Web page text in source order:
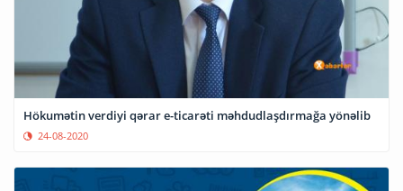
Hökumətin verdiyi qərar e-ticarəti məhdudlaşdırmağa yönəlib
24-08-2020